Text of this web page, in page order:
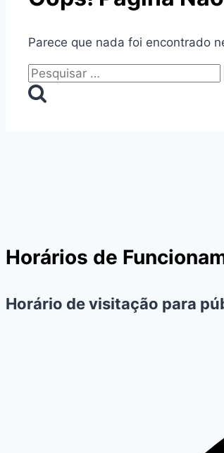
Parece que nada foi encontrado
Pesquisar
por:
Horários de
Horário de visitação para